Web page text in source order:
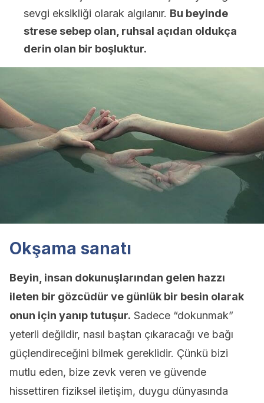
sevgi eksikliği olarak algılanır. Bu beyinde
strese sebep olan, ruhsal açıdan oldukça
derin olan bir boşluktur.
Okşama sanatı
Beyin, insan dokunuşlarından gelen hazzı
ileten bir gözcüdür ve günlük bir besin olarak
onun için yanıp tutuşur. Sadece “dokunmak”
yeterli değildir, nasıl baştan çıkaracağı ve bağı
güçlendireceğini bilmek gereklidir. Çünkü bizi
mutlu eden, bize zevk veren ve güvende
hissettiren fiziksel iletişim, duygu dünyasında